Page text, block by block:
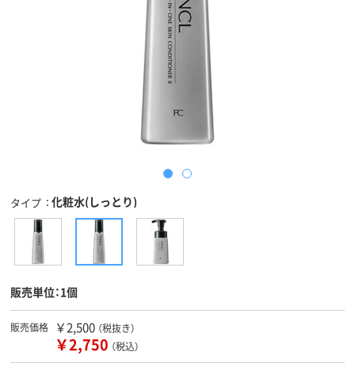
タイプ 化粧水(しっとり)
販売単位：1個
販売価格 ￥2,500 （税抜き）
￥2,750 （税込）